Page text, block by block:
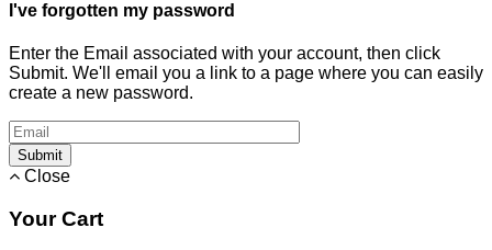
I've forgotten my password
Enter the Email associated with your account, then click
Submit. We'll email you a link to a page where you can easily
create a new password.
Submit
Close
Your Cart